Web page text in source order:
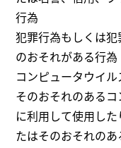
行為
犯罪行為もしくは
のおそれがある行為
コンピュータウイ
そのおそれのある
に利用して使用し
たはそのおそれのあ